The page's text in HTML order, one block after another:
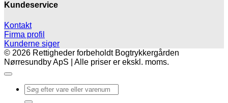
Kundeservice
Kontakt
Firma profil
Kunderne siger
© 2026 Rettigheder forbeholdt Bogtrykkergården
Nørresundby ApS | Alle priser er ekskl. moms.
Søg
efter: